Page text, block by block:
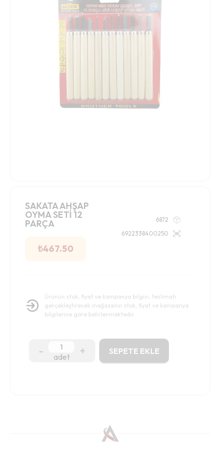
SAKATA AHŞAP
OYMA SETİ 12
PARÇA
₺467.50
6872
6922338400250
Ürünün stok, fiyat ve kampanya bilgisi, teslimatı
gerçekleştirecek mağazanın stok, fiyat ve kampanya
bilgilerine göre belirlenmektedir.
- adet + SEPETE EKLE